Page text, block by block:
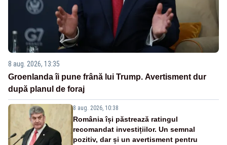
8 aug. 2026, 13:35
Groenlanda îi pune frână lui Trump. Avertisment dur
după planul de foraj
8 aug. 2026, 10:38
România își păstrează ratingul
recomandat investițiilor. Un semnal
pozitiv, dar și un avertisment pentru